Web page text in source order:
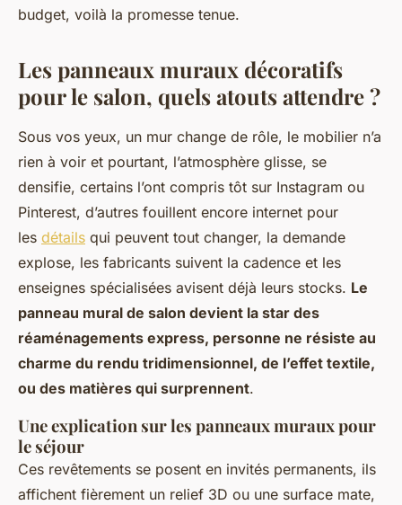
budget, voilà la promesse tenue.
Les panneaux muraux décoratifs
pour le salon, quels atouts attendre ?
Sous vos yeux, un mur change de rôle, le mobilier n’a
rien à voir et pourtant, l’atmosphère glisse, se
densifie, certains l’ont compris tôt sur Instagram ou
Pinterest, d’autres fouillent encore internet pour
les détails qui peuvent tout changer, la demande
explose, les fabricants suivent la cadence et les
enseignes spécialisées avisent déjà leurs stocks. Le
panneau mural de salon devient la star des
réaménagements express, personne ne résiste au
charme du rendu tridimensionnel, de l’effet textile,
ou des matières qui surprennent.
Une explication sur les panneaux muraux pour
le séjour
Ces revêtements se posent en invités permanents, ils
affichent fièrement un relief 3D ou une surface mate,